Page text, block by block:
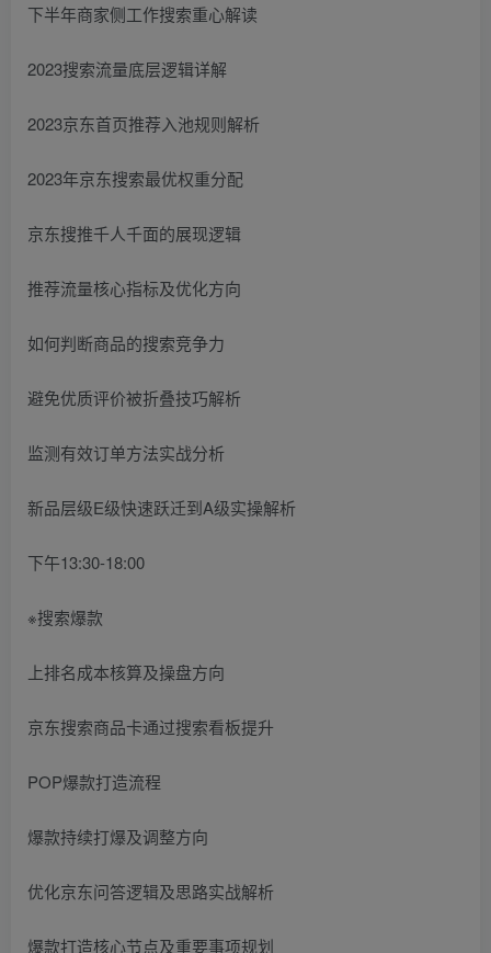
下半年商家侧工作搜索重心解读
2023搜索流量底层逻辑详解
2023京东首页推荐入池规则解析
2023年京东搜索最优权重分配
京东搜推千人千面的展现逻辑
推荐流量核心指标及优化方向
如何判断商品的搜索竞争力
避免优质评价被折叠技巧解析
监测有效订单方法实战分析
新品层级E级快速跃迁到A级实操解析
下午13:30-18:00
※搜索爆款
上排名成本核算及操盘方向
京东搜索商品卡通过搜索看板提升
POP爆款打造流程
爆款持续打爆及调整方向
优化京东问答逻辑及思路实战解析
爆款打造核心节点及重要事项规划